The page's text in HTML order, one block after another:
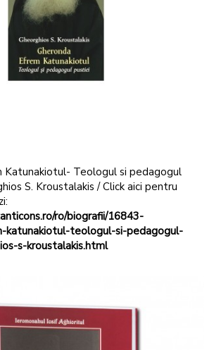
Katunakiotul- Teologul si pedagogul
S. Kroustalakis / Click aici pentru
ro/biografii/16843-
katunakiotul-teologul-si-pedagogul-
s-kroustalakis.html